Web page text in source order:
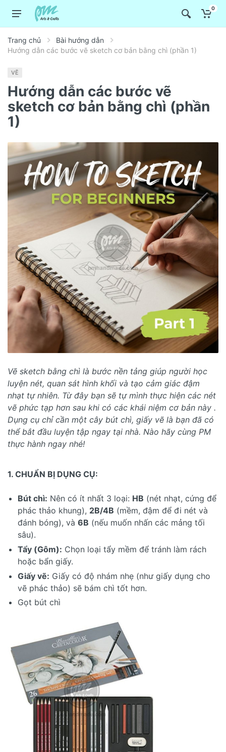
0
Trang chủ
Bài hướng dẫn
Hướng dẫn các bước vẽ sketch cơ bản bằng chì (phần 1)
VẼ
Hướng dẫn các bước vẽ
sketch cơ bản bằng chì (phần
1)
Vẽ sketch bằng chì là bước nền tảng giúp người học
luyện nét, quan sát hình khối và tạo cảm giác đậm
nhạt tự nhiên. Từ đây bạn sẽ tự mình thực hiện các nét
vẽ phức tạp hơn sau khi có các khái niệm cơ bản này .
Dụng cụ chỉ cần một cây bút chì, giấy vẽ là bạn đã có
thể bắt đầu luyện tập ngay tại nhà. Nào hãy cùng PM
thực hành ngay nhé!
1. CHUẨN BỊ DỤNG CỤ:
Bút chì: Nên có ít nhất 3 loại: HB (nét nhạt, cứng để
phác thảo khung), 2B/4B (mềm, đậm để đi nét và
đánh bóng), và 6B (nếu muốn nhấn các mảng tối
sâu).
Tẩy (Gôm): Chọn loại tẩy mềm để tránh làm rách
hoặc bẩn giấy.
Giấy vẽ: Giấy có độ nhám nhẹ (như giấy dụng cho
vẽ phác thảo) sẽ bám chì tốt hơn.
Gọt bút chì